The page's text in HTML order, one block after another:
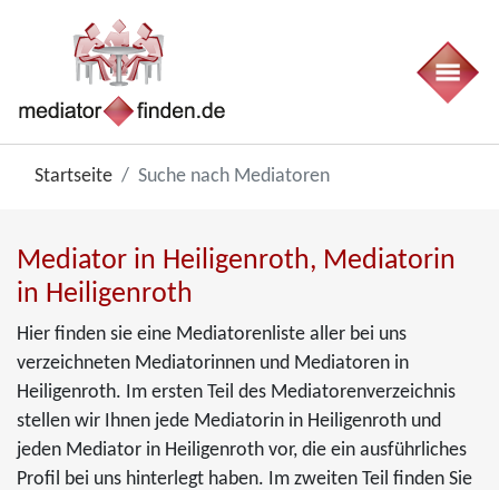
Startseite Suche nach Mediatoren
Mediator in Heiligenroth, Mediatorin
in Heiligenroth
Hier finden sie eine Mediatorenliste aller bei uns
verzeichneten Mediatorinnen und Mediatoren in
Heiligenroth. Im ersten Teil des Mediatorenverzeichnis
stellen wir Ihnen jede Mediatorin in Heiligenroth und
jeden Mediator in Heiligenroth vor, die ein ausführliches
Profil bei uns hinterlegt haben. Im zweiten Teil finden Sie